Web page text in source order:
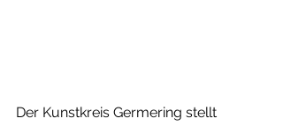
Der Kunstkreis Germering stellt